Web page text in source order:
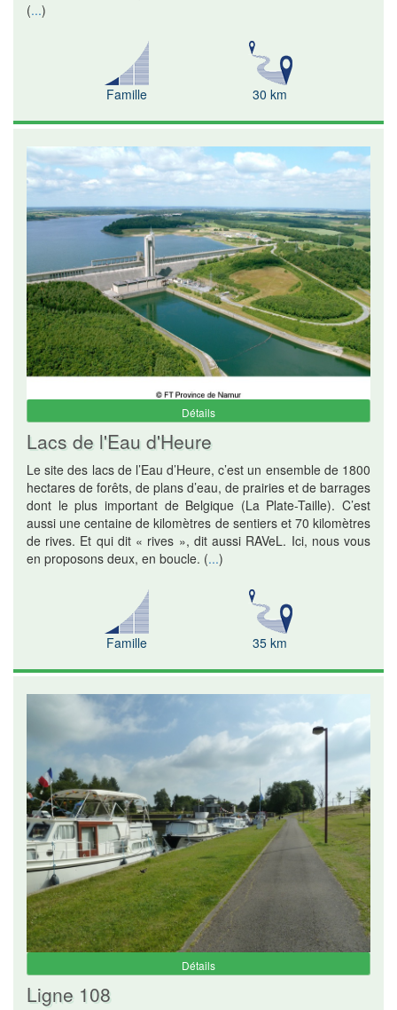
(...)
Famille 30 km
Détails
Lacs de l'Eau d'Heure
Le site des lacs de l’Eau d’Heure, c’est un ensemble de 1800
hectares de forêts, de plans d’eau, de prairies et de barrages
dont le plus important de Belgique (La Plate-Taille). C’est
aussi une centaine de kilomètres de sentiers et 70 kilomètres
de rives. Et qui dit « rives », dit aussi RAVeL. Ici, nous vous
en proposons deux, en boucle. (...)
Famille 35 km
Détails
Ligne 108